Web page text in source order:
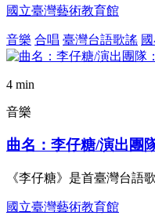
國立臺灣藝術教育館
音樂 合唱 臺灣台語歌謠
4 min
音樂
曲名：李仔糖/演出團
《李仔糖》是首臺灣台
國立臺灣藝術教育館